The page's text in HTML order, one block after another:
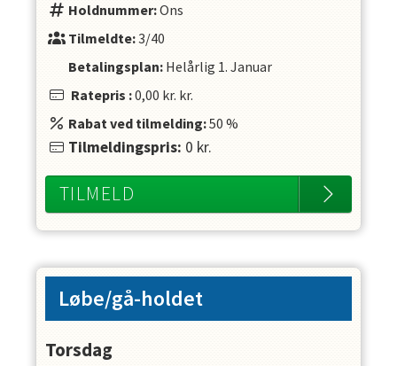
Holdnummer:Ons
Tilmeldte:3/40
Betalingsplan: Helårlig 1. Januar
Ratepris :0,00 kr. kr.
Rabat ved tilmelding:50 %
Tilmeldingspris: 0 kr.
TILMELD
Løbe/gå-holdet
Torsdag